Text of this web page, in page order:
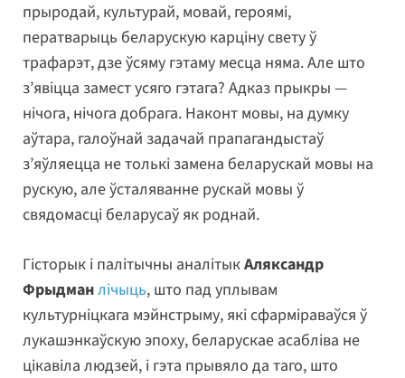
прыродай, культурай, мовай, героямі,
ператварыць беларускую карціну свету ў
трафарэт, дзе ўсяму гэтаму месца няма. Але што
з’явіцца замест усяго гэтага? Адказ прыкры —
нічога, нічога добрага. Наконт мовы, на думку
аўтара, галоўнай задачай прапагандыстаў
з’яўляецца не толькі замена беларускай мовы на
рускую, але ўсталяванне рускай мовы ў
свядомасці беларусаў як роднай.
Гісторык і палітычны аналітыкАляксандр
Фрыдманлічыць, што пад уплывам
культурніцкага мэйнстрыму, які сфарміраваўся ў
лукашэнкаўскую эпоху, беларускае асабліва не
цікавіла людзей, і гэта прывяло да таго, што